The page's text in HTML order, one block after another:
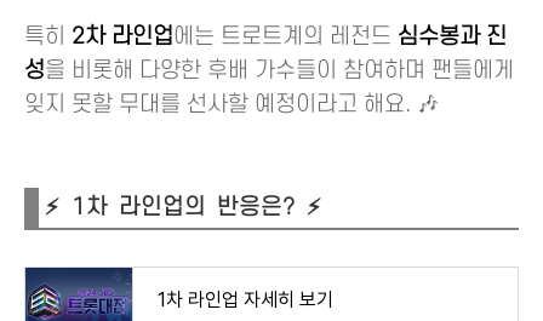
특히 2차 라인업에는 트로트계의 레전드 심수봉과 진
성을 비롯해 다양한 후배 가수들이 참여하며 팬들에게
잊지 못할 무대를 선사할 예정이라고 해요. 🎶
⚡ 1차 라인업의 반응은? ⚡
1차 라인업 자세히 보기